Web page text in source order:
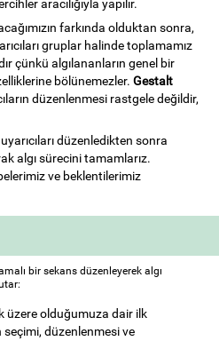
aracılığıyla yapılır.
farkında olduktan sonra,
gruplar halinde toplamamız
çünkü algılananların genel bir
bölünemezler.Gestalt
düzenlenmesi rastgele değildir,
düzenledikten sonra
algı sürecini tamamlarız.
ve beklentilerimiz
bir sekans düzenleyerek algı
üzere olduğumuza dair ilk
seçimi, düzenlenmesi ve